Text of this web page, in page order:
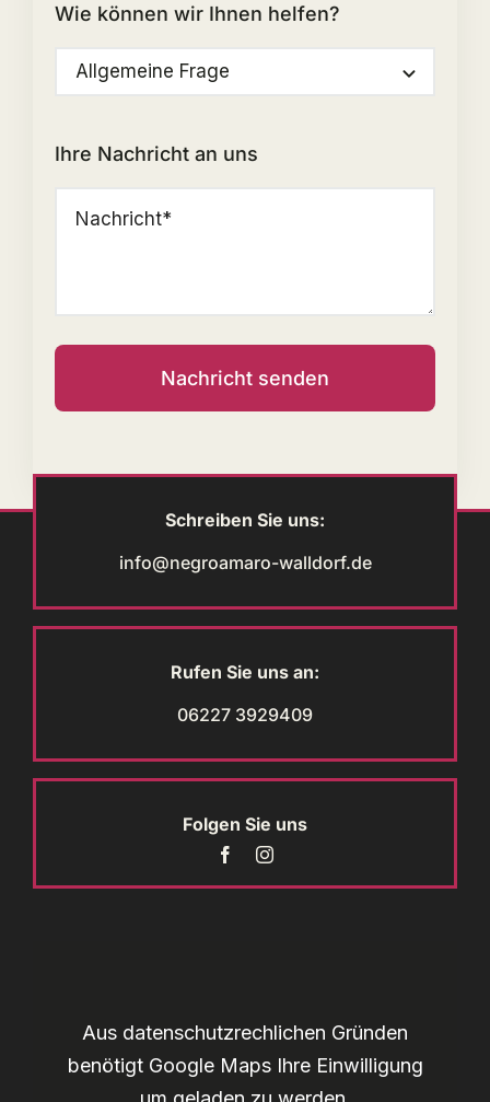
Wie können wir Ihnen helfen?
Ihre Nachricht an uns
Nachricht senden
Schreiben Sie uns:
info@negroamaro-walldorf.de
Rufen Sie uns an:
06227 3929409
Folgen Sie uns
Aus datenschutzrechlichen Gründen
benötigt Google Maps Ihre Einwilligung